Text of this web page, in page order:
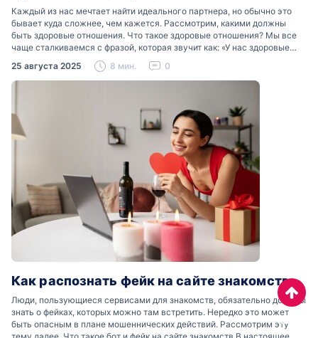
Каждый из нас мечтает найти идеального партнера, но обычно это
бывает куда сложнее, чем кажется. Рассмотрим, какими должны
быть здоровые отношения. Что такое здоровые отношения? Мы все
чаще сталкиваемся с фразой, которая звучит как: «У нас здоровые
отношения». Что именно подразумевается…
25 августа 2025 8 мин. 0
Как распознать фейк на сайте знакомств
Люди, пользующиеся сервисами для знакомств, обязательно должны
знать о фейках, которых можно там встретить. Нередко это может
быть опасным в плане мошеннических действий. Рассмотрим этуНаверх